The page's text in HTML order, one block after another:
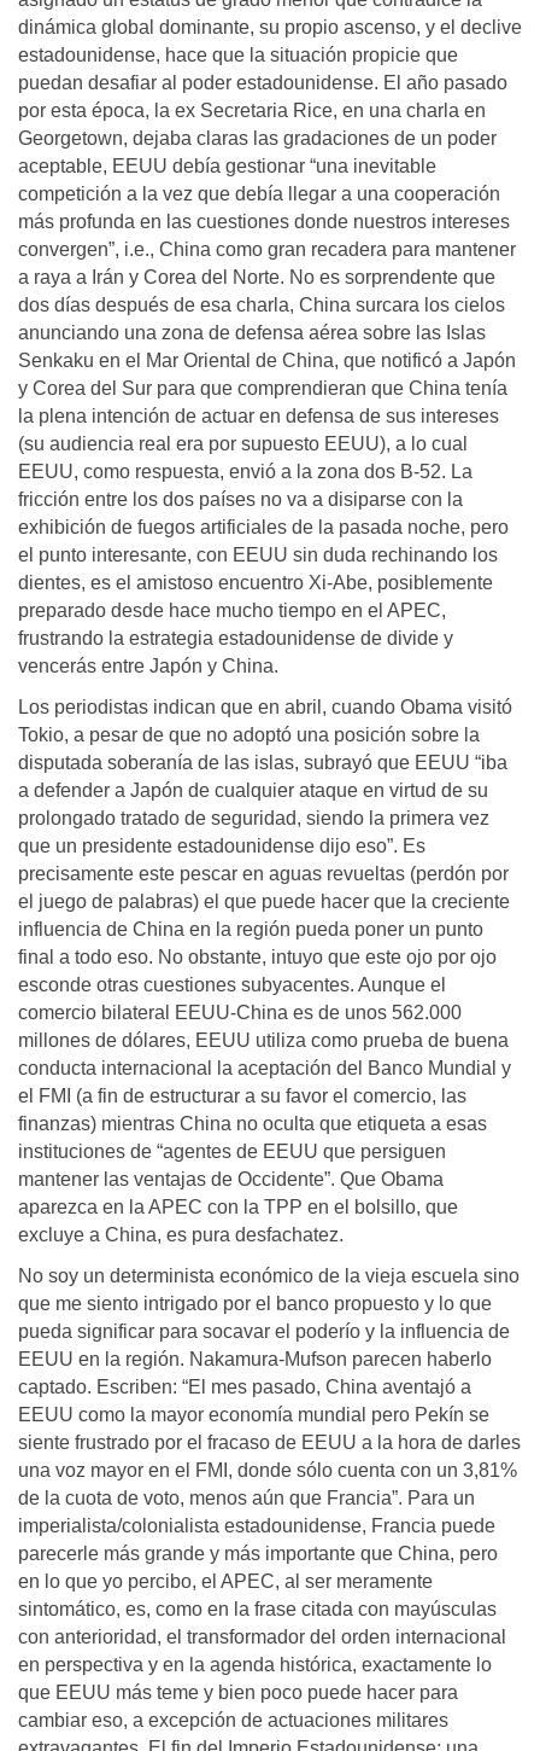
dinámica global dominante, su propio ascenso, y el declive
estadounidense, hace que la situación propicie que
puedan desafiar al poder estadounidense. El año pasado
por esta época, la ex Secretaria Rice, en una charla en
Georgetown, dejaba claras las gradaciones de un poder
aceptable, EEUU debía gestionar “una inevitable
competición a la vez que debía llegar a una cooperación
más profunda en las cuestiones donde nuestros intereses
convergen”, i.e., China como gran recadera para mantener
a raya a Irán y Corea del Norte. No es sorprendente que
dos días después de esa charla, China surcara los cielos
anunciando una zona de defensa aérea sobre las Islas
Senkaku en el Mar Oriental de China, que notificó a Japón
y Corea del Sur para que comprendieran que China tenía
la plena intención de actuar en defensa de sus intereses
(su audiencia real era por supuesto EEUU), a lo cual
EEUU, como respuesta, envió a la zona dos B-52. La
fricción entre los dos países no va a disiparse con la
exhibición de fuegos artificiales de la pasada noche, pero
el punto interesante, con EEUU sin duda rechinando los
dientes, es el amistoso encuentro Xi-Abe, posiblemente
preparado desde hace mucho tiempo en el APEC,
frustrando la estrategia estadounidense de divide y
vencerás entre Japón y China.
Los periodistas indican que en abril, cuando Obama visitó
Tokio, a pesar de que no adoptó una posición sobre la
disputada soberanía de las islas, subrayó que EEUU “iba
a defender a Japón de cualquier ataque en virtud de su
prolongado tratado de seguridad, siendo la primera vez
que un presidente estadounidense dijo eso”. Es
precisamente este pescar en aguas revueltas (perdón por
el juego de palabras) el que puede hacer que la creciente
influencia de China en la región pueda poner un punto
final a todo eso. No obstante, intuyo que este ojo por ojo
esconde otras cuestiones subyacentes. Aunque el
comercio bilateral EEUU-China es de unos 562.000
millones de dólares, EEUU utiliza como prueba de buena
conducta internacional la aceptación del Banco Mundial y
el FMI (a fin de estructurar a su favor el comercio, las
finanzas) mientras China no oculta que etiqueta a esas
instituciones de “agentes de EEUU que persiguen
mantener las ventajas de Occidente”. Que Obama
aparezca en la APEC con la TPP en el bolsillo, que
excluye a China, es pura desfachatez.
No soy un determinista económico de la vieja escuela sino
que me siento intrigado por el banco propuesto y lo que
pueda significar para socavar el poderío y la influencia de
EEUU en la región. Nakamura-Mufson parecen haberlo
captado. Escriben: “El mes pasado, China aventajó a
EEUU como la mayor economía mundial pero Pekín se
siente frustrado por el fracaso de EEUU a la hora de darles
una voz mayor en el FMI, donde sólo cuenta con un 3,81%
de la cuota de voto, menos aún que Francia”. Para un
imperialista/colonialista estadounidense, Francia puede
parecerle más grande y más importante que China, pero
en lo que yo percibo, el APEC, al ser meramente
sintomático, es, como en la frase citada con mayúsculas
con anterioridad, el transformador del orden internacional
en perspectiva y en la agenda histórica, exactamente lo
que EEUU más teme y bien poco puede hacer para
cambiar eso, a excepción de actuaciones militares